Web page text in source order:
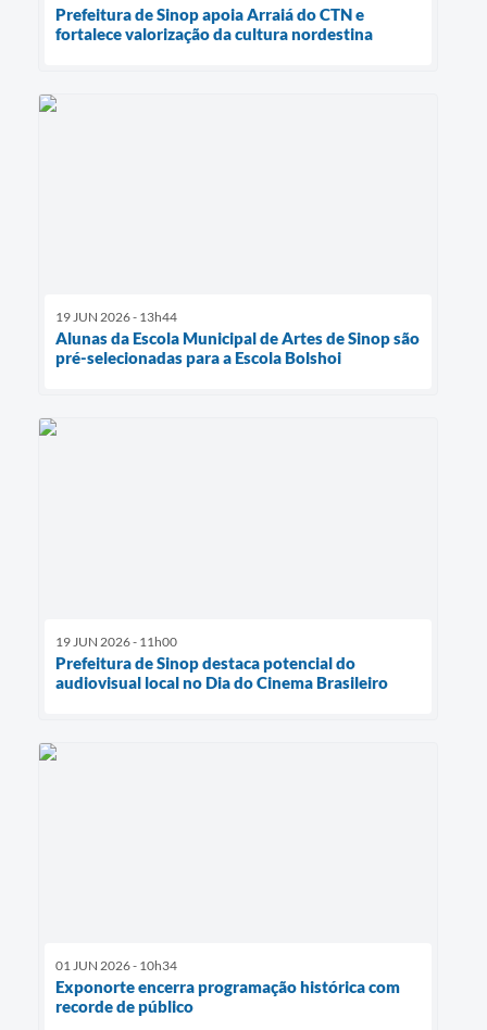
Prefeitura de Sinop apoia Arraiá do CTN e
fortalece valorização da cultura nordestina
19 JUN 2026 - 13h44
Alunas da Escola Municipal de Artes de Sinop são
pré-selecionadas para a Escola Bolshoi
19 JUN 2026 - 11h00
Prefeitura de Sinop destaca potencial do
audiovisual local no Dia do Cinema Brasileiro
01 JUN 2026 - 10h34
Exponorte encerra programação histórica com
recorde de público